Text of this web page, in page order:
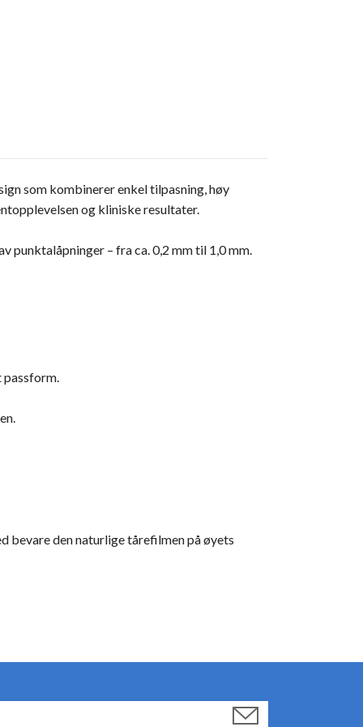
som kombinerer enkel tilpasning, høy
og kliniske resultater.
punktalåpninger – fra ca. 0,2 mm til 1,0 mm.
passform.
bevare den naturlige tårefilmen på øyets